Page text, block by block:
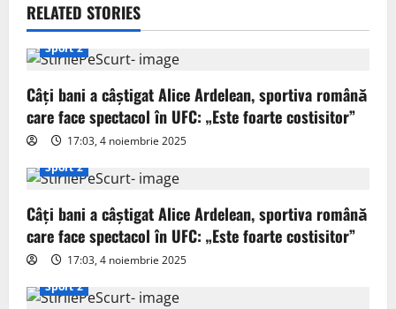
v
i
g
a
t
i
o
n
RELATED STORIES
Sport 2
Câți bani a câștigat Alice Ardelean, sportiva română
care face spectacol în UFC: „Este foarte costisitor”
17:03, 4 noiembrie 2025
Sport 2
Câți bani a câștigat Alice Ardelean, sportiva română
care face spectacol în UFC: „Este foarte costisitor”
17:03, 4 noiembrie 2025
Sport 2